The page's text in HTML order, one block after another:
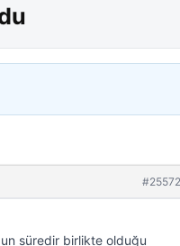
#25572
süredir birlikte olduğu